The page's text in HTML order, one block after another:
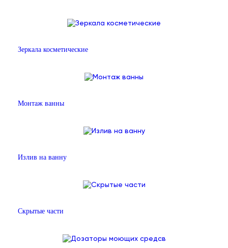
Зеркала косметические
Монтаж ванны
Излив на ванну
Скрытые части